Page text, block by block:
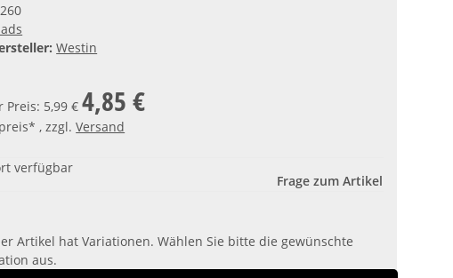
Westin
Preis: 5,99 €4,85 €
, zzgl.Versand
verfügbar
Frage zum Artikel
Artikel hat Variationen. Wählen Sie bitte die gewünschte
aus.